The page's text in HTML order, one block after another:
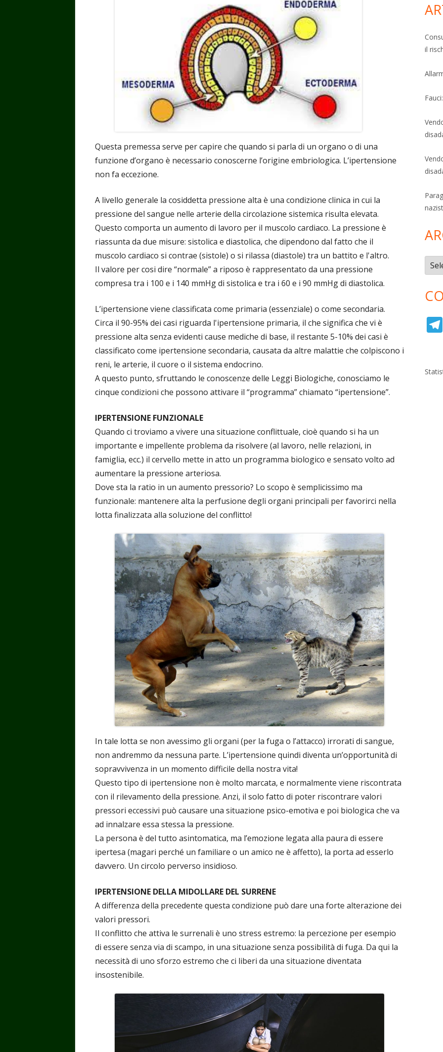
Questa premessa serve per capire che quando si parla di un organo o di una
funzione d’organo è necessario conoscerne l’origine embriologica. L’ipertensione
non fa eccezione.
A livello generale la cosiddetta pressione alta è una condizione clinica in cui la
pressione del sangue nelle arterie della circolazione sistemica risulta elevata.
Questo comporta un aumento di lavoro per il muscolo cardiaco. La pressione è
riassunta da due misure: sistolica e diastolica, che dipendono dal fatto che il
muscolo cardiaco si contrae (sistole) o si rilassa (diastole) tra un battito e l'altro.
Il valore per cosi dire “normale” a riposo è rappresentato da una pressione
compresa tra i 100 e i 140 mmHg di sistolica e tra i 60 e i 90 mmHg di diastolica.
L’ipertensione viene classificata come primaria (essenziale) o come secondaria.
Circa il 90-95% dei casi riguarda l'ipertensione primaria, il che significa che vi è
pressione alta senza evidenti cause mediche di base, il restante 5-10% dei casi è
classificato come ipertensione secondaria, causata da altre malattie che colpiscono i
reni, le arterie, il cuore o il sistema endocrino.
A questo punto, sfruttando le conoscenze delle Leggi Biologiche, conosciamo le
cinque condizioni che possono attivare il “programma” chiamato “ipertensione”.
IPERTENSIONE FUNZIONALE
Quando ci troviamo a vivere una situazione conflittuale, cioè quando si ha un
importante e impellente problema da risolvere (al lavoro, nelle relazioni, in
famiglia, ecc.) il cervello mette in atto un programma biologico e sensato volto ad
aumentare la pressione arteriosa.
Dove sta la ratio in un aumento pressorio? Lo scopo è semplicissimo ma
funzionale: mantenere alta la perfusione degli organi principali per favorirci nella
lotta finalizzata alla soluzione del conflitto!
In tale lotta se non avessimo gli organi (per la fuga o l’attacco) irrorati di sangue,
non andremmo da nessuna parte. L’ipertensione quindi diventa un’opportunità di
sopravvivenza in un momento difficile della nostra vita!
Questo tipo di ipertensione non è molto marcata, e normalmente viene riscontrata
con il rilevamento della pressione. Anzi, il solo fatto di poter riscontrare valori
pressori eccessivi può causare una situazione psico-emotiva e poi biologica che va
ad innalzare essa stessa la pressione.
La persona è del tutto asintomatica, ma l’emozione legata alla paura di essere
ipertesa (magari perché un familiare o un amico ne è affetto), la porta ad esserlo
davvero. Un circolo perverso insidioso.
IPERTENSIONE DELLA MIDOLLARE DEL SURRENE
A differenza della precedente questa condizione può dare una forte alterazione dei
valori pressori.
Il conflitto che attiva le surrenali è uno stress estremo: la percezione per esempio
di essere senza via di scampo, in una situazione senza possibilità di fuga. Da qui la
necessità di uno sforzo estremo che ci liberi da una situazione diventata
insostenibile.
il